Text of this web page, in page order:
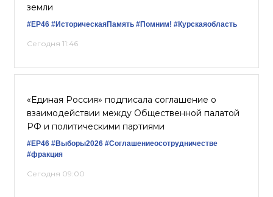
земли
#ЕР46 #ИсторическаяПамять #Помним! #Курскаяобласть
Сегодня 11:46
«Единая Россия» подписала соглашение о
взаимодействии между Общественной палатой
РФ и политическими партиями
#ЕР46 #Выборы2026 #Соглашениеосотрудничестве
#фракция
Сегодня 09:00